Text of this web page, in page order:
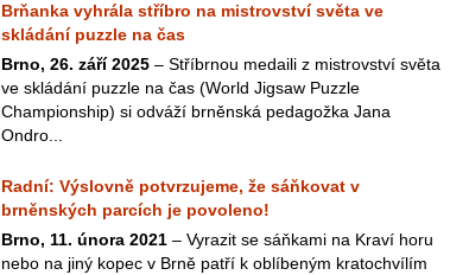
Brňanka vyhrála stříbro na mistrovství světa ve
skládání puzzle na čas
Brno, 26. září 2025 – Stříbrnou medaili z mistrovství světa
ve skládání puzzle na čas (World Jigsaw Puzzle
Championship) si odváží brněnská pedagožka Jana
Ondro...
Radní: Výslovně potvrzujeme, že sáňkovat v
brněnských parcích je povoleno!
Brno, 11. února 2021 – Vyrazit se sáňkami na Kraví horu
nebo na jiný kopec v Brně patří k oblíbeným kratochvílím